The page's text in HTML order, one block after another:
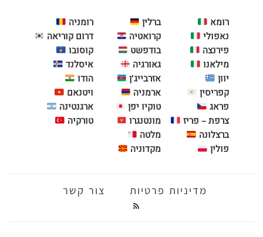
רומא
נאפולי
פירנצה
מילאנו
יוון
קפריסין
פראג
צרפת – פריז
ברצלונה
פולין
ברלין
קרואטיה
בודפשט
גאורגיה
אזרבייג'ן
ארמניה
טוקיו יפן
מונטנגרו
מלטה
מקדוניה
רומניה
דרום קוריאה
קוסובו
איסלנד
הודו
ויטנאם
ארגנטינה
טורקיה
מדיניות פרטיות צור קשר